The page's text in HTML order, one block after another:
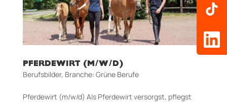
PFERDEWIRT (M/W/D)
Berufsbilder, Branche: Grüne Berufe
Pferdewirt (m/w/d) Als Pferdewirt versorgst, pflegst